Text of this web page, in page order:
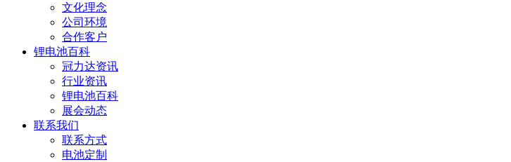
文化理念
公司环境
合作客户
锂电池百科
冠力达资讯
行业资讯
锂电池百科
展会动态
联系我们
联系方式
电池定制